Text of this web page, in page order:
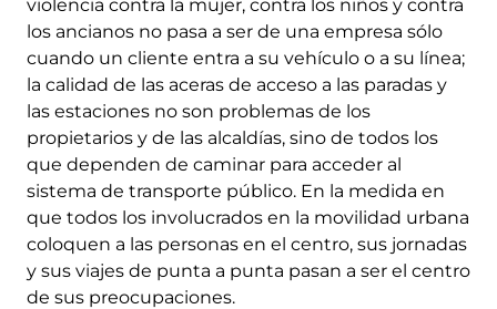
violencia contra la mujer, contra los niños y contra
los ancianos no pasa a ser de una empresa sólo
cuando un cliente entra a su vehículo o a su línea;
la calidad de las aceras de acceso a las paradas y
las estaciones no son problemas de los
propietarios y de las alcaldías, sino de todos los
que dependen de caminar para acceder al
sistema de transporte público. En la medida en
que todos los involucrados en la movilidad urbana
coloquen a las personas en el centro, sus jornadas
y sus viajes de punta a punta pasan a ser el centro
de sus preocupaciones.